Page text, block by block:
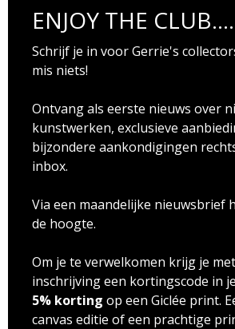
ENJOY THE CLUB....
Schrijf je in voor Gerrie's
mis niets!
Ontvang als eerste nieuws over
kunstwerken, exclusieve
bijzondere aankondigingen
inbox.
Via een maandelijke nieuwsbrief
de hoogte.
Om je te verwelkomen krijg je
inschrijving een kortingscode in
5% korting op een Giclée print.
canvas editie of een prachtige